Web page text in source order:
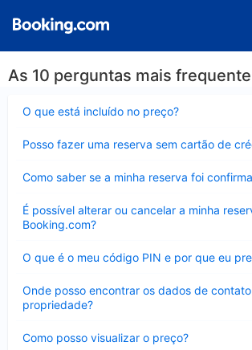
As 10 perguntas mais
O que está incluído no preço?
Posso fazer uma reserva sem cartão de
Como saber se a minha reserva foi
É possível alterar ou cancelar a minha
Booking.com?
Contraído
O que é o meu código PIN e por que eu
Onde posso encontrar os dados de
propriedade?
Como posso visualizar o preço?